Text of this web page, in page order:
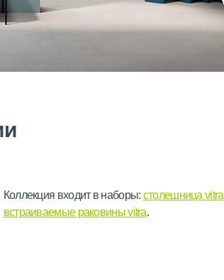
Коллекция входит в наборы: столешница vitra
встраиваемые раковины vitra.